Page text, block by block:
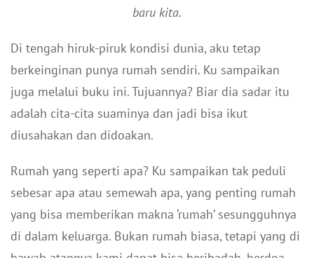
baru kita.
Di tengah hiruk-piruk kondisi dunia, aku tetap
berkeinginan punya rumah sendiri. Ku sampaikan
juga melalui buku ini. Tujuannya? Biar dia sadar itu
adalah cita-cita suaminya dan jadi bisa ikut
diusahakan dan didoakan.
Rumah yang seperti apa? Ku sampaikan tak peduli
sebesar apa atau semewah apa, yang penting rumah
yang bisa memberikan makna ‘rumah’ sesungguhnya
di dalam keluarga. Bukan rumah biasa, tetapi yang di